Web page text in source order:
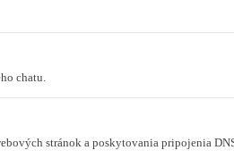
chatu.
stránok a poskytovania pripojenia